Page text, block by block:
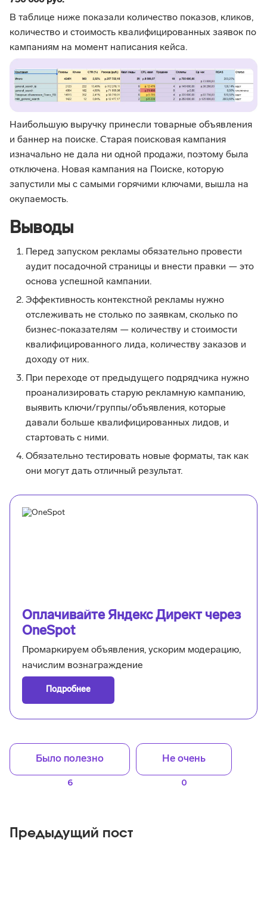
В таблице ниже показали количество показов, кликов,
количество и стоимость квалифицированных заявок по
кампаниям на момент написания кейса.
Наибольшую выручку принесли товарные объявления
и баннер на поиске. Старая поисковая кампания
изначально не дала ни одной продажи, поэтому была
отключена. Новая кампания на Поиске, которую
запустили мы с самыми горячими ключами, вышла на
окупаемость.
Выводы
Перед запуском рекламы обязательно провести
аудит посадочной страницы и внести правки — это
основа успешной кампании.
Эффективность контекстной рекламы нужно
отслеживать не столько по заявкам, сколько по
бизнес-показателям — количеству и стоимости
квалифицированного лида, количеству заказов и
доходу от них.
При переходе от предыдущего подрядчика нужно
проанализировать старую рекламную кампанию,
выявить ключи/группы/объявления, которые
давали больше квалифицированных лидов, и
стартовать с ними.
Обязательно тестировать новые форматы, так как
они могут дать отличный результат.
Оплачивайте Яндекс Директ через
OneSpot
Промаркируем объявления, ускорим модерацию,
начислим вознаграждение
Подробнее
Было полезно
6
Не очень
0
Предыдущий пост